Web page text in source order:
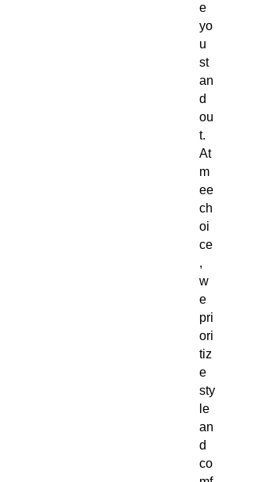
e
yo
u
st
an
d
ou
t.
At
m
ee
ch
oi
ce
,
w
e
pri
ori
tiz
e
sty
le
an
d
co